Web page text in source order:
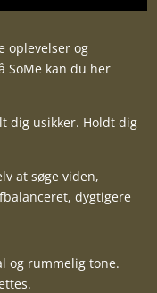
oplevelser og
SoMe kan du her
dig usikker. Holdt dig
at søge viden,
dygtigere
og rummelig tone.